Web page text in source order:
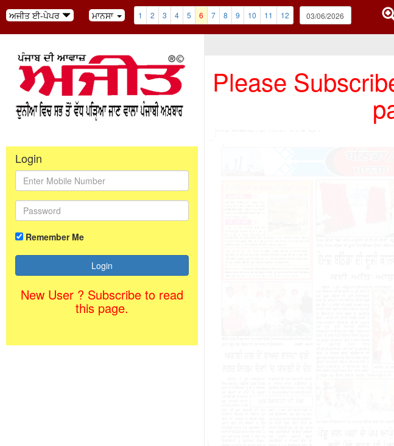
ਅਜੀਤ ਈ-ਪੇਪਰ ਮਾਨਸਾ 1 2 3 4 5 6 7 8 9 10 11 12
Login
Remember Me
New User ? Subscribe to read
this page.
Please